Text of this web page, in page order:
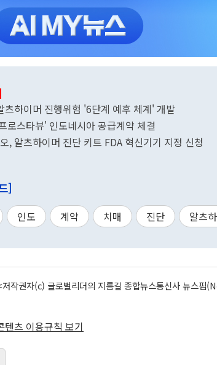
츠하이머 진행위험 '6단계 예후 체계' 개발
로스타뷰' 인도네시아 공급계약 체결
, 알츠하이머 진단 키트 FDA 혁신기기 지정 신청
]
인도 계약 치매 진단 알츠
저작권자(c) 글로벌리더의 지름길 종합뉴스통신사 뉴스핌
텐츠 이용규칙 보기